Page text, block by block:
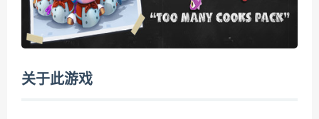
关于此游戏